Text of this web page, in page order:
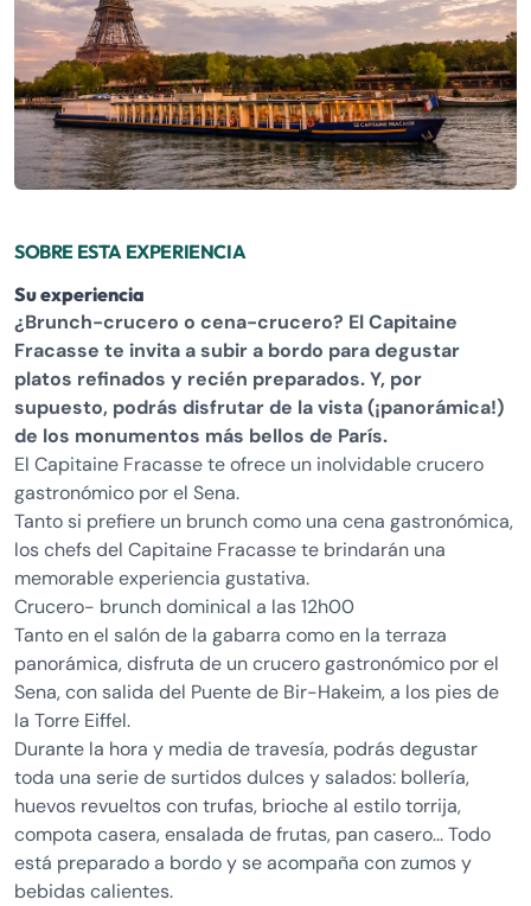
SOBRE ESTA EXPERIENCIA
Su experiencia
¿Brunch-crucero o cena-crucero? El Capitaine
Fracasse te invita a subir a bordo para degustar
platos refinados y recién preparados. Y, por
supuesto, podrás disfrutar de la vista (¡panorámica!)
de los monumentos más bellos de París.
El Capitaine Fracasse te ofrece un inolvidable crucero
gastronómico por el Sena.
Tanto si prefiere un brunch como una cena gastronómica,
los chefs del Capitaine Fracasse te brindarán una
memorable experiencia gustativa.
Crucero- brunch dominical a las 12h00
Tanto en el salón de la gabarra como en la terraza
panorámica, disfruta de un crucero gastronómico por el
Sena, con salida del Puente de Bir-Hakeim, a los pies de
la Torre Eiffel.
Durante la hora y media de travesía, podrás degustar
toda una serie de surtidos dulces y salados: bollería,
huevos revueltos con trufas, brioche al estilo torrija,
compota casera, ensalada de frutas, pan casero... Todo
está preparado a bordo y se acompaña con zumos y
bebidas calientes.